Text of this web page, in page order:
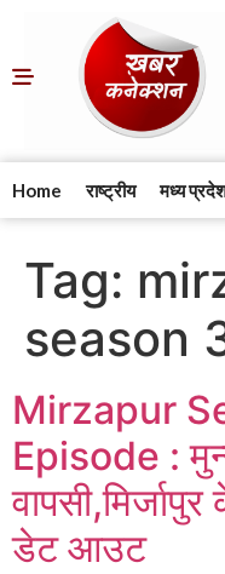
Home राष्ट्रीय मध्य
Tag:
season
Mirzapur
Episode :
डेट आउट